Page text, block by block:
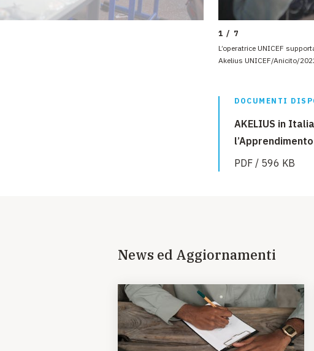
1 / 7
L’operatrice UNICEF
Akelius UNICEF/Anicito/
DOCUMENTI
AKELIUS in
PDF / 596 KB
News ed Aggiornamenti